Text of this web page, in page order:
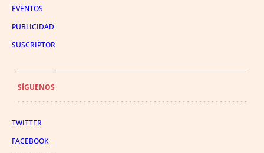
EVENTOS
PUBLICIDAD
SUSCRIPTOR
SÍGUENOS
TWITTER
FACEBOOK